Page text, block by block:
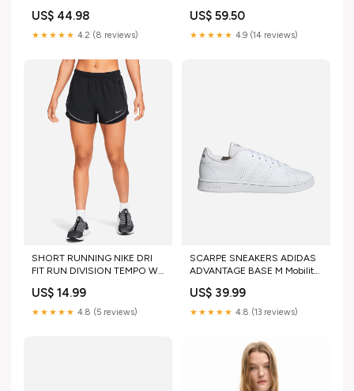
US$ 44.98
★★★★★ 4.2 (8 reviews)
US$ 59.50
★★★★★ 4.9 (14 reviews)
SHORT RUNNING NIKE DRI
FIT RUN DIVISION TEMPO W
US$ 14.99
★★★★★ 4.8 (5 reviews)
SCARPE SNEAKERS ADIDAS
ADVANTAGE BASE M Mobilità
US$ 39.99
★★★★★ 4.8 (13 reviews)